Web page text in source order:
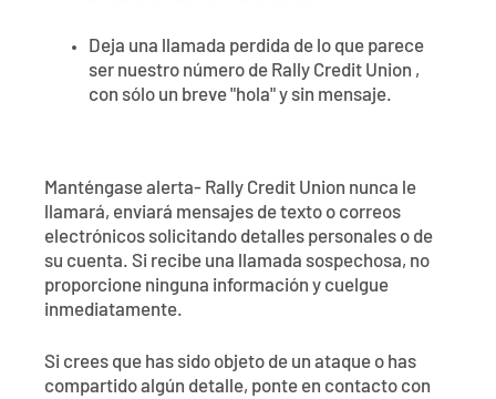
Deja una llamada perdida de lo que parece
ser nuestro número de Rally Credit Union ,
con sólo un breve "hola" y sin mensaje.
Manténgase alerta- Rally Credit Union nunca le
llamará, enviará mensajes de texto o correos
electrónicos solicitando detalles personales o de
su cuenta. Si recibe una llamada sospechosa, no
proporcione ninguna información y cuelgue
inmediatamente.
Si crees que has sido objeto de un ataque o has
compartido algún detalle, ponte en contacto con